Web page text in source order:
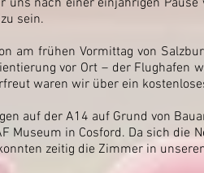
uns nach einer einjährigen
sein.
am frühen Vormittag von
vor Ort – der
waren wir über ein
auf der A14 auf Grund von
Museum in Cosford. Da sich die
zeitig die Zimmer in